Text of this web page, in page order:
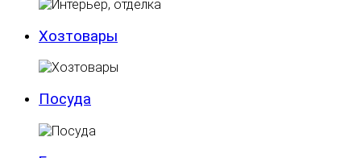
Хозтовары
Посуда